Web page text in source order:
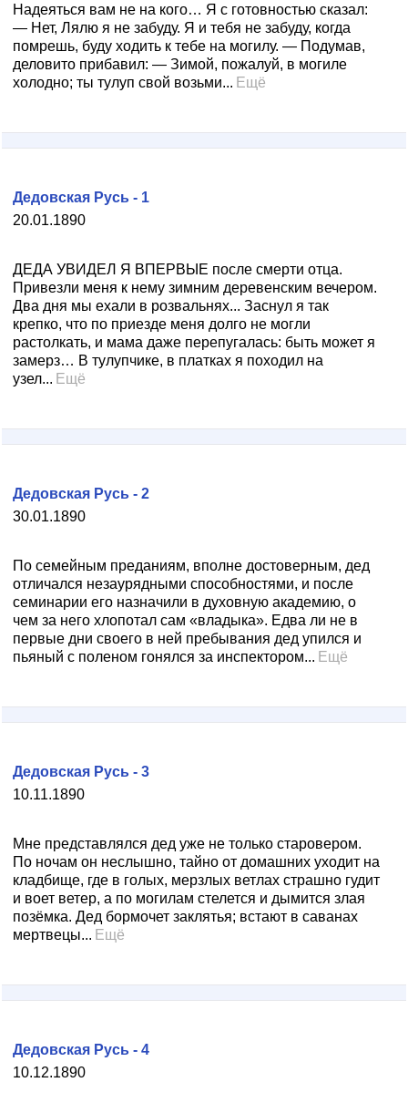
Надеяться вам не на кого… Я с готовностью сказал:
— Нет, Лялю я не забуду. Я и тебя не забуду, когда
помрешь, буду ходить к тебе на могилу. — Подумав,
деловито прибавил: — Зимой, пожалуй, в могиле
холодно; ты тулуп свой возьми... Ещё
20.01.1890
Дедовская Русь - 1
ДЕДА УВИДЕЛ Я ВПЕРВЫЕ после смерти отца.
Привезли меня к нему зимним деревенским вечером.
Два дня мы ехали в розвальнях... Заснул я так
крепко, что по приезде меня долго не могли
растолкать, и мама даже перепугалась: быть может я
замерз… В тулупчике, в платках я походил на
узел... Ещё
30.01.1890
Дедовская Русь - 2
По семейным преданиям, вполне достоверным, дед
отличался незаурядными способностями, и после
семинарии его назначили в духовную академию, о
чем за него хлопотал сам «владыка». Едва ли не в
первые дни своего в ней пребывания дед упился и
пьяный с поленом гонялся за инспектором... Ещё
10.11.1890
Дедовская Русь - 3
Мне представлялся дед уже не только старовером.
По ночам он неслышно, тайно от домашних уходит на
кладбище, где в голых, мерзлых ветлах страшно гудит
и воет ветер, а по могилам стелется и дымится злая
позёмка. Дед бормочет заклятья; встают в саванах
мертвецы... Ещё
10.12.1890
Дедовская Русь - 4